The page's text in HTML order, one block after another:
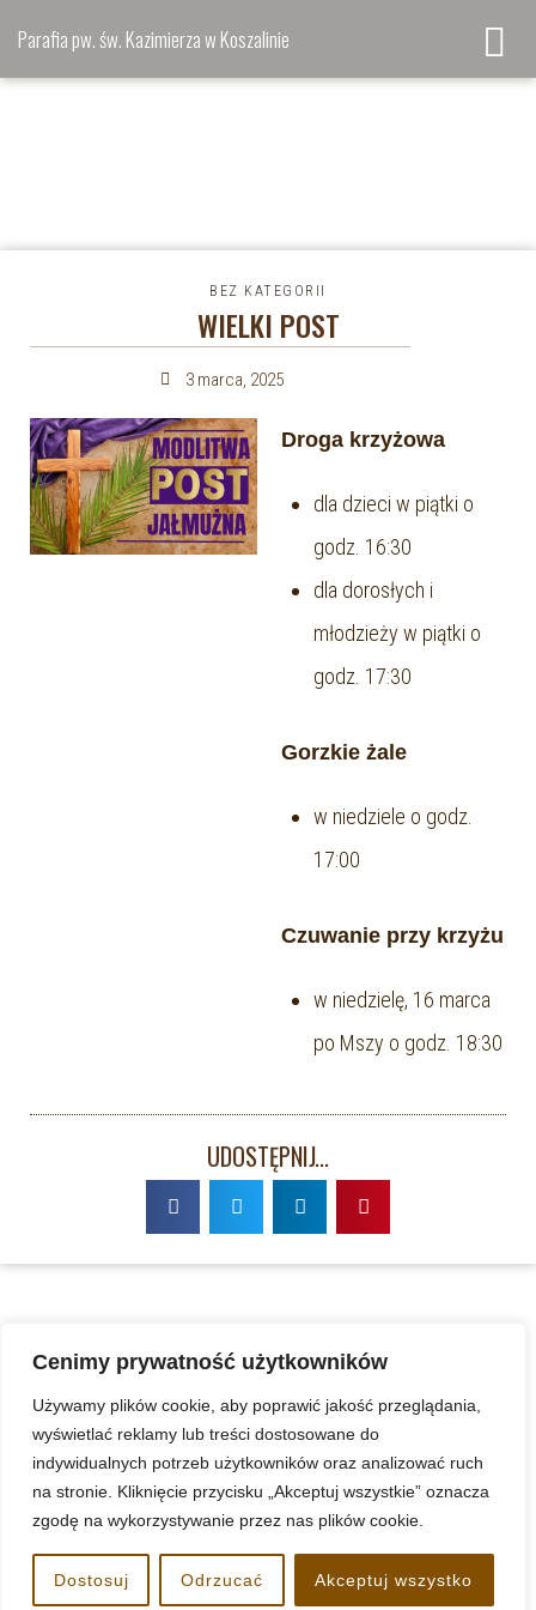
Cenimy prywatność użytkowników
Używamy plików cookie, aby poprawić jakość przeglądania,
wyświetlać reklamy lub treści dostosowane do
indywidualnych potrzeb użytkowników oraz analizować ruch
na stronie. Kliknięcie przycisku „Akceptuj wszystkie” oznacza
zgodę na wykorzystywanie przez nas plików cookie.
Dostosuj Odrzucać Akceptuj wszystko
Parafia pw. św. Kazimierza w Koszalinie
BEZ KATEGORII
WIELKI POST
3 marca, 2025
Droga krzyżowa
dla dzieci w piątki o
godz. 16:30
dla dorosłych i
młodzieży w piątki o
godz. 17:30
Gorzkie żale
w niedziele o godz.
17:00
Czuwanie przy krzyżu
w niedzielę, 16 marca
po Mszy o godz. 18:30
UDOSTĘPNIJ...
www.kazimierzkoszalin.pl